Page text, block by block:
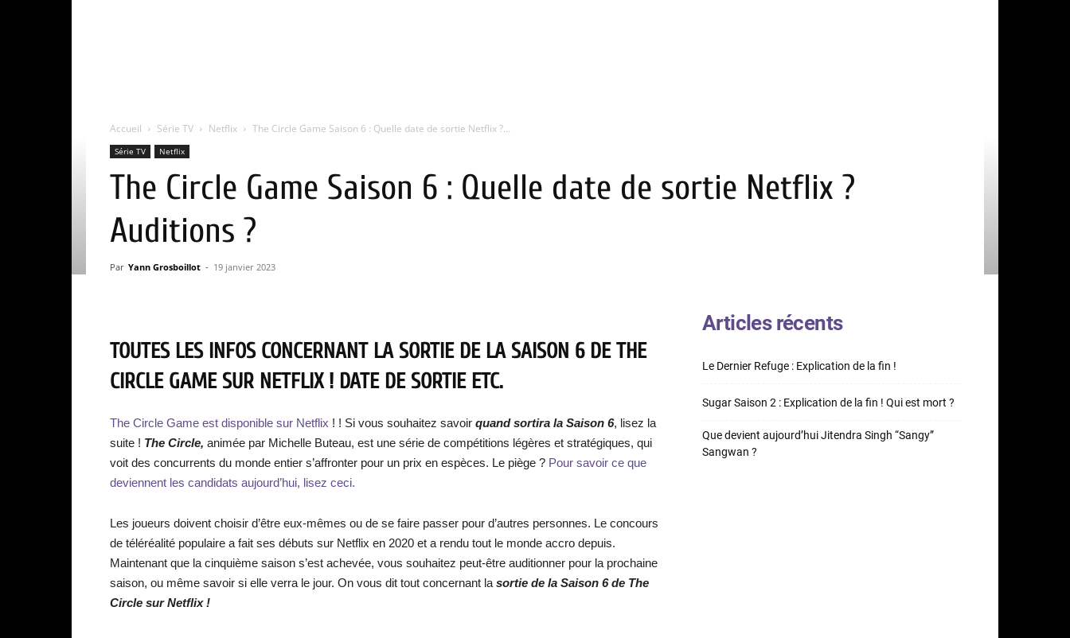
Accueil Série TV Netflix The Circle Game Saison 6 : Quelle date de sortie Netflix ?...
Série TV Netflix
The Circle Game Saison 6 : Quelle date de sortie Netflix ?
Auditions ?
Par Yann Grosboillot - 19 janvier 2023
TOUTES LES INFOS CONCERNANT LA SORTIE DE LA SAISON 6 DE THE
CIRCLE GAME SUR NETFLIX ! DATE DE SORTIE ETC.
The Circle Game est disponible sur Netflix ! ! Si vous souhaitez savoir quand sortira la Saison 6, lisez la
suite ! The Circle, animée par Michelle Buteau, est une série de compétitions légères et stratégiques, qui
voit des concurrents du monde entier s’affronter pour un prix en espèces. Le piège ? Pour savoir ce que
deviennent les candidats aujourd’hui, lisez ceci.
Les joueurs doivent choisir d’être eux-mêmes ou de se faire passer pour d’autres personnes. Le concours
de téléréalité populaire a fait ses débuts sur Netflix en 2020 et a rendu tout le monde accro depuis.
Maintenant que la cinquième saison s’est achevée, vous souhaitez peut-être auditionner pour la prochaine
saison, ou même savoir si elle verra le jour. On vous dit tout concernant la sortie de la Saison 6 de The
Circle sur Netflix !
Articles récents
Le Dernier Refuge : Explication de la fin !
Sugar Saison 2 : Explication de la fin ! Qui est mort ?
Que devient aujourd’hui Jitendra Singh “Sangy”
Sangwan ?